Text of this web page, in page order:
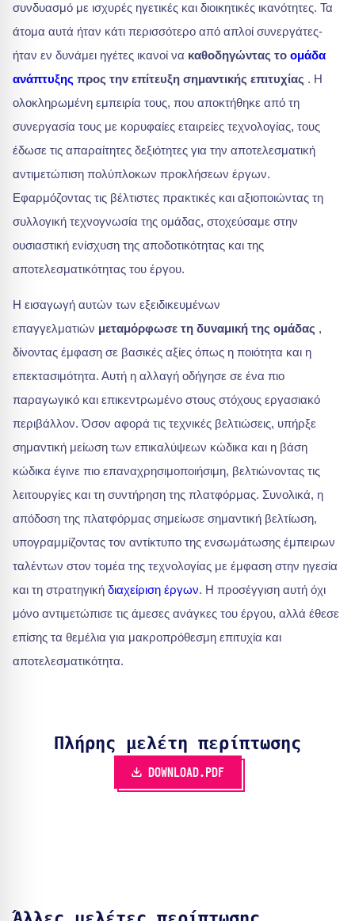
συνδυασμό με ισχυρές ηγετικές και διοικητικές ικανότητες. Τα
άτομα αυτά ήταν κάτι περισσότερο από απλοί συνεργάτες-
ήταν εν δυνάμει ηγέτες ικανοί να καθοδηγώντας το ομάδα
ανάπτυξης προς την επίτευξη σημαντικής επιτυχίας . Η
ολοκληρωμένη εμπειρία τους, που αποκτήθηκε από τη
συνεργασία τους με κορυφαίες εταιρείες τεχνολογίας, τους
έδωσε τις απαραίτητες δεξιότητες για την αποτελεσματική
αντιμετώπιση πολύπλοκων προκλήσεων έργων.
Εφαρμόζοντας τις βέλτιστες πρακτικές και αξιοποιώντας τη
συλλογική τεχνογνωσία της ομάδας, στοχεύσαμε στην
ουσιαστική ενίσχυση της αποδοτικότητας και της
αποτελεσματικότητας του έργου.
Η εισαγωγή αυτών των εξειδικευμένων
επαγγελματιών μεταμόρφωσε τη δυναμική της ομάδας ,
δίνοντας έμφαση σε βασικές αξίες όπως η ποιότητα και η
επεκτασιμότητα. Αυτή η αλλαγή οδήγησε σε ένα πιο
παραγωγικό και επικεντρωμένο στους στόχους εργασιακό
περιβάλλον. Όσον αφορά τις τεχνικές βελτιώσεις, υπήρξε
σημαντική μείωση των επικαλύψεων κώδικα και η βάση
κώδικα έγινε πιο επαναχρησιμοποιήσιμη, βελτιώνοντας τις
λειτουργίες και τη συντήρηση της πλατφόρμας. Συνολικά, η
απόδοση της πλατφόρμας σημείωσε σημαντική βελτίωση,
υπογραμμίζοντας τον αντίκτυπο της ενσωμάτωσης έμπειρων
ταλέντων στον τομέα της τεχνολογίας με έμφαση στην ηγεσία
και τη στρατηγική διαχείριση έργων. Η προσέγγιση αυτή όχι
μόνο αντιμετώπισε τις άμεσες ανάγκες του έργου, αλλά έθεσε
επίσης τα θεμέλια για μακροπρόθεσμη επιτυχία και
αποτελεσματικότητα.
Πλήρης μελέτη περίπτωσης
DOWNLOAD.PDF